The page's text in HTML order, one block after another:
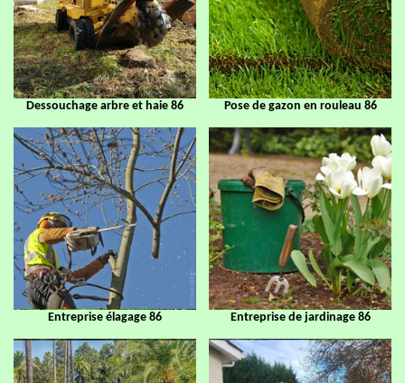
Dessouchage arbre et haie 86 Pose de gazon en rouleau 86
Entreprise élagage 86 Entreprise de jardinage 86